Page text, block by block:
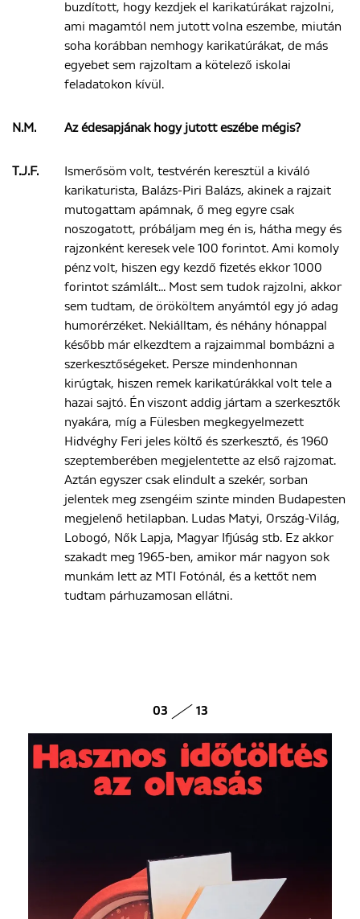
buzdított, hogy kezdjek el karikatúrákat rajzolni,
ami magamtól nem jutott volna eszembe, miután
soha korábban nemhogy karikatúrákat, de más
egyebet sem rajzoltam a kötelező iskolai
feladatokon kívül.
N.M. Az édesapjának hogy jutott eszébe mégis?
T.J.F.
Ismerősöm volt, testvérén keresztül a kiváló
karikaturista, Balázs-Piri Balázs, akinek a rajzait
mutogattam apámnak, ő meg egyre csak
noszogatott, próbáljam meg én is, hátha megy és
rajzonként keresek vele 100 forintot. Ami komoly
pénz volt, hiszen egy kezdő fizetés ekkor 1000
forintot számlált... Most sem tudok rajzolni, akkor
sem tudtam, de örököltem anyámtól egy jó adag
humorérzéket. Nekiálltam, és néhány hónappal
később már elkezdtem a rajzaimmal bombázni a
szerkesztőségeket. Persze mindenhonnan
kirúgtak, hiszen remek karikatúrákkal volt tele a
hazai sajtó. Én viszont addig jártam a szerkesztők
nyakára, míg a Fülesben megkegyelmezett
Hidvéghy Feri jeles költő és szerkesztő, és 1960
szeptemberében megjelentette az első rajzomat.
Aztán egyszer csak elindult a szekér, sorban
jelentek meg zsengéim szinte minden Budapesten
megjelenő hetilapban. Ludas Matyi, Ország-Világ,
Lobogó, Nők Lapja, Magyar Ifjúság stb. Ez akkor
szakadt meg 1965-ben, amikor már nagyon sok
munkám lett az MTI Fotónál, és a kettőt nem
tudtam párhuzamosan ellátni.
03 13